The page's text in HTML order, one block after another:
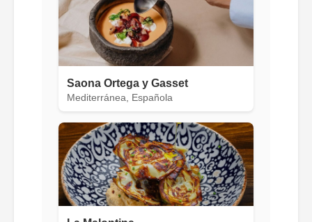
Saona Ortega y Gasset
Mediterránea, Española